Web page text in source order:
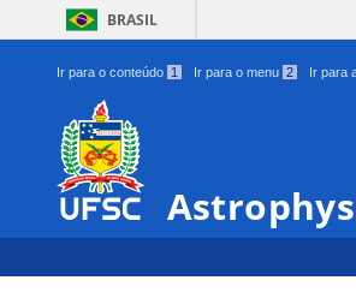
BRASIL
Ir para o conteúdo 1 Ir para o menu 2 Ir para